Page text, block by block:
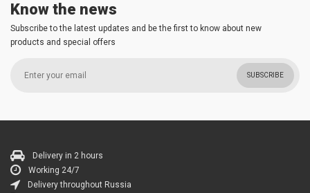
Know the news
Subscribe to the latest updates and be the first to know about new
products and special offers
SUBSCRIBE
Delivery in 2 hours
Working 24/7
Delivery throughout Russia